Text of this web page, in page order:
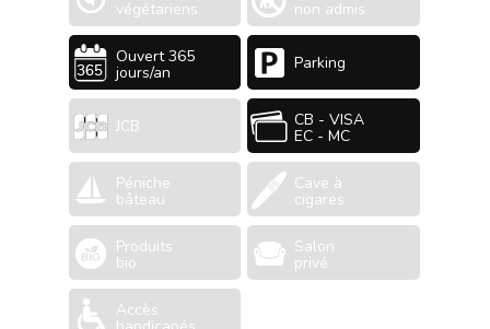
végétariens non admis
Ouvert 365
jours/an Parking
JCB CB - VISA
EC - MC
Péniche
bâteau
Cave à
cigares
Produits
bio
Salon
privé
Accès